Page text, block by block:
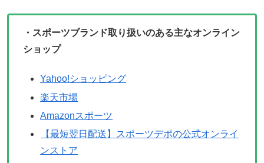
・スポーツブランド取り扱いのある主なオンライン
ショップ
Yahoo!ショッピング
楽天市場
Amazonスポーツ
【最短翌日配送】スポーツデポの公式オンライ
ンストア